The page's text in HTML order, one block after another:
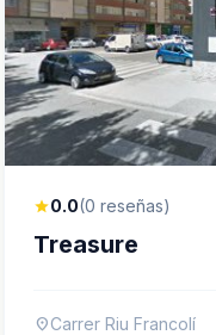
star0.0(0 reseñas)
Treasure
location_onCarrer Riu Francolí